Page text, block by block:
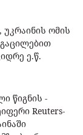
უკრაინის ომის
ე.წ.
წიგნის -
Reuters-